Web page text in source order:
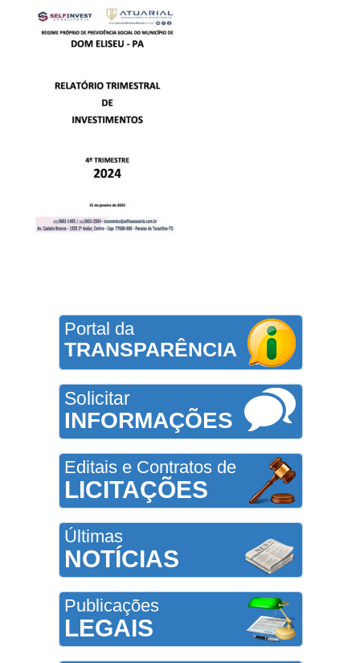
Portal da
TRANSPARÊNCIA
Solicitar
INFORMAÇÕES
Editais e Contratos de
LICITAÇÕES
Últimas
NOTÍCIAS
Publicações
LEGAIS